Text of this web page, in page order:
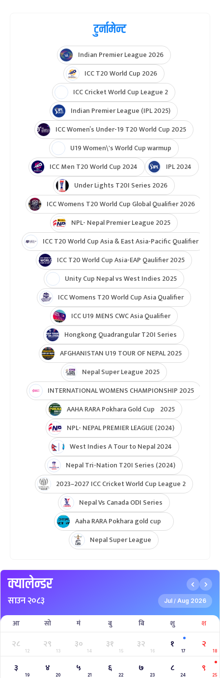
टुर्नामेन्ट
Indian Premier League 2026
ICC T20 World Cup 2026
ICC Cricket World Cup League 2
Indian Premier League (IPL 2025)
ICC Women’s Under-19 T20 World Cup 2025
U19 Women\'s World Cup warmup
ICC Men T20 World Cup 2024
IPL 2024
Under Lights T20I Series 2026
ICC Womens T20 World Cup Global Qualifier 2026
NPL- Nepal Premier League 2025
ICC T20 World Cup Asia & East Asia-Pacific Qualifier
ICC T20 World Cup Asia-EAP Qaulifier 2025
Unity Cup Nepal vs West Indies 2025
ICC Womens T20 World Cup Asia Qualifier
ICC U19 MENS CWC Asia Qualifier
Hongkong Quadrangular T20I Series
AFGHANISTAN U19 TOUR OF NEPAL 2025
Nepal Super League 2025
INTERNATIONAL WOMENS CHAMPIONSHIP 2025
AAHA RARA Pokhara Gold Cup 2025
NPL- NEPAL PREMIER LEAGUE (2024)
West Indies A Tour to Nepal 2024
Nepal Tri-Nation T20I Series (2024)
2023–2027 ICC Cricket World Cup League 2
Nepal Vs Canada ODI Series
Aaha RARA Pokhara gold cup
Nepal Super League
क्यालेन्डर
साउन २०८३ Jul / Aug 2026
आ सो मं बु बि शु श
२८
12
२९
13
३०
14
३१
15
३२
16
१
17
२
18
३
19
४
20
५
21
६
22
७
23
८
24
९
25